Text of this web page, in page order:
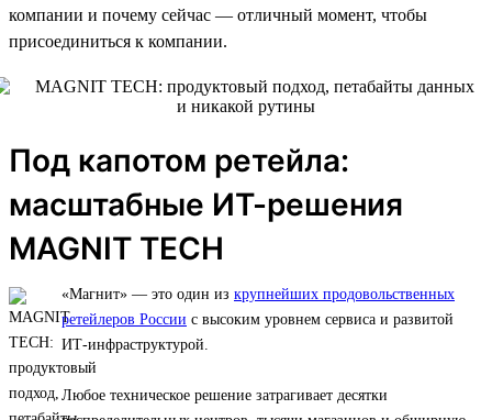
компании и почему сейчас — отличный момент, чтобы
присоединиться к компании.
Под капотом ретейла:
масштабные ИТ-решения
MAGNIT TECH
«Магнит» — это один из крупнейших продовольственных
ретейлеров России с высоким уровнем сервиса и развитой
ИТ-инфраструктурой.
Любое техническое решение затрагивает десятки